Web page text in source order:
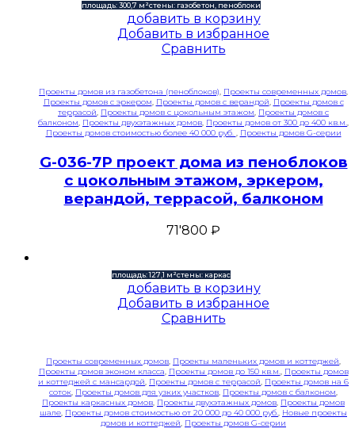
площадь: 300,7 м²стены: газобетон, пеноблоки
добавить в корзину
Добавить в избранное
Сравнить
Проекты домов из газобетона (пеноблоков), Проекты современных домов,
Проекты домов с эркером, Проекты домов с верандой, Проекты домов с
террасой, Проекты домов с цокольным этажом, Проекты домов с
балконом, Проекты двухэтажных домов, Проекты домов от 300 до 400 кв.м.,
Проекты домов стоимостью более 40 000 руб. , Проекты домов G-серии
G-036-7P проект дома из пеноблоков
с цокольным этажом, эркером,
верандой, террасой, балконом
71'800 ₽
площадь: 127,1 м²стены: каркас
добавить в корзину
Добавить в избранное
Сравнить
Проекты современных домов, Проекты маленьких домов и коттеджей,
Проекты домов эконом класса, Проекты домов до 150 кв.м., Проекты домов
и коттеджей с мансардой, Проекты домов с террасой, Проекты домов на 6
соток, Проекты домов для узких участков, Проекты домов с балконом,
Проекты каркасных домов, Проекты двухэтажных домов, Проекты домов
шале, Проекты домов стоимостью от 20 000 до 40 000 руб., Новые проекты
домов и коттеджей, Проекты домов G-серии